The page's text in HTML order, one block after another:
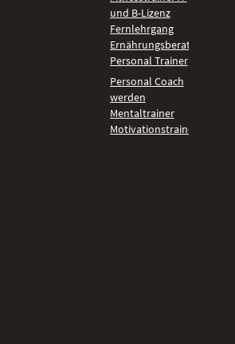
und B-Lizenz
Fernlehrgang
Ernährungsberater
Personal Trainer
Personal Coach
werden
Mentaltrainer
Motivationstrainer